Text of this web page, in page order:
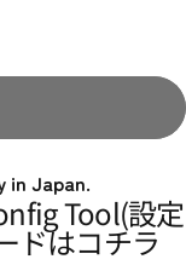
in Japan.
Tool(設定
ドはコチラ